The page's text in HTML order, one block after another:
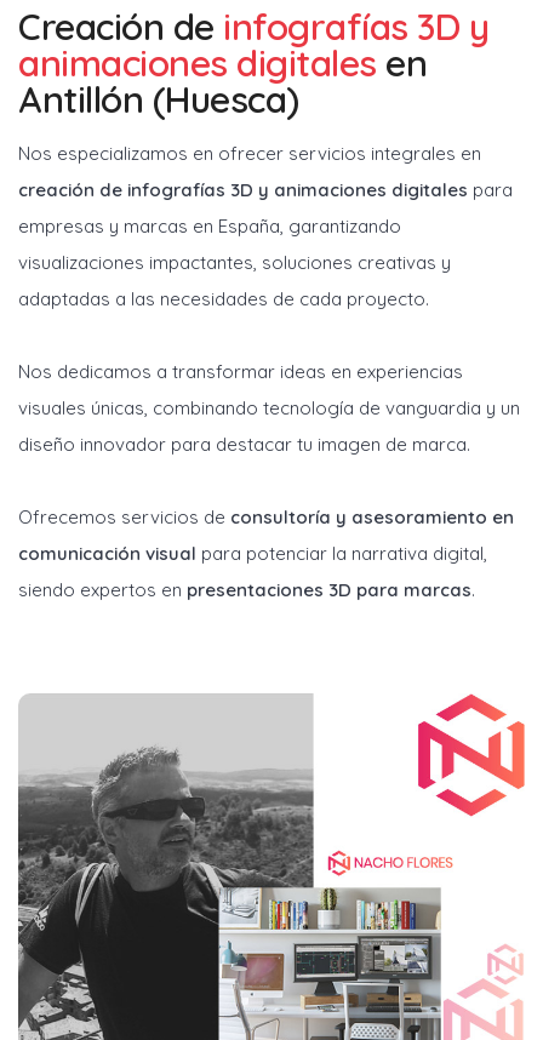
Creación de infografías 3D y
animaciones digitales en
Antillón (Huesca)
Nos especializamos en ofrecer servicios integrales en
creación de infografías 3D y animaciones digitales para
empresas y marcas en España, garantizando
visualizaciones impactantes, soluciones creativas y
adaptadas a las necesidades de cada proyecto.
Nos dedicamos a transformar ideas en experiencias
visuales únicas, combinando tecnología de vanguardia y un
diseño innovador para destacar tu imagen de marca.
Ofrecemos servicios de consultoría y asesoramiento en
comunicación visual para potenciar la narrativa digital,
siendo expertos en presentaciones 3D para marcas.